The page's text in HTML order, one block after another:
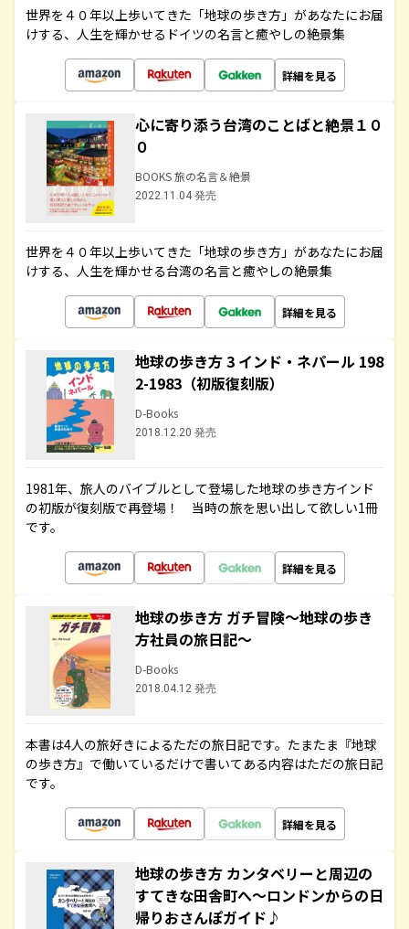
世界を４０年以上歩いてきた「地球の歩き方」があなたにお届
けする、人生を輝かせるドイツの名言と癒やしの絶景集
詳細を見る
心に寄り添う台湾のことばと絶景１０
０
BOOKS 旅の名言＆絶景
2022.11.04 発売
世界を４０年以上歩いてきた「地球の歩き方」があなたにお届
けする、人生を輝かせる台湾の名言と癒やしの絶景集
詳細を見る
地球の歩き方 3 インド・ネパール 198
2-1983（初版復刻版）
D-Books
2018.12.20 発売
1981年、旅人のバイブルとして登場した地球の歩き方インド
の初版が復刻版で再登場！ 当時の旅を思い出して欲しい1冊
です。
詳細を見る
地球の歩き方 ガチ冒険～地球の歩き
方社員の旅日記～
D-Books
2018.04.12 発売
本書は4人の旅好きによるただの旅日記です。たまたま『地球
の歩き方』で働いているだけで書いてある内容はただの旅日記
です。
詳細を見る
地球の歩き方 カンタベリーと周辺の
すてきな田舎町へ～ロンドンからの日
帰りおさんぽガイド♪